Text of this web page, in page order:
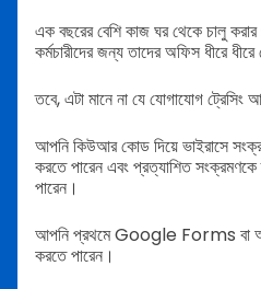
এক বছরের বেশি কাজ ঘর থেকে চালু
কর্মচারীদের জন্য তাদের অফিস ধীরে
তবে, এটা মানে না যে যোগাযোগ
আপনি কিউআর কোড দিয়ে ভাইরাসে
করতে পারেন এবং প্রত্যাশিত সংক্রমণকে
পারেন।
আপনি প্রথমে Google Forms বা
করতে পারেন।